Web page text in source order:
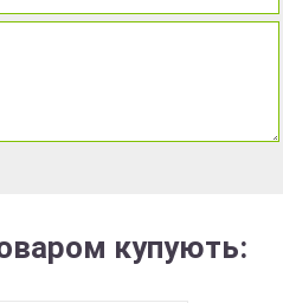
купують: